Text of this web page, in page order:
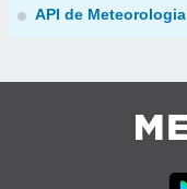
API de Meteorologia